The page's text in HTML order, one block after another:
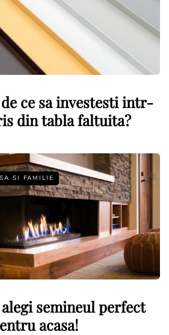
ce sa investesti intr-
din tabla faltuita?
SI FAMILIE
semineul perfect
acasa!